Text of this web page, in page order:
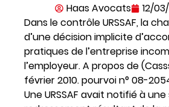
Haas Avocats 12/
Dans le contrôle URSSAF, la
d’une décision implicite
pratiques de l’entreprise
l’employeur. A propos de
février 2010. pourvoi n° 08-
Une URSSAF avait notifié à